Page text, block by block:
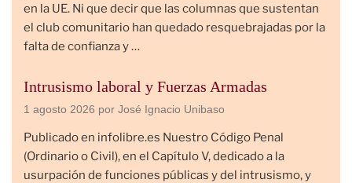
en la UE. Ni que decir que las columnas que sustentan
el club comunitario han quedado resquebrajadas por la
falta de confianza y …
Intrusismo laboral y Fuerzas Armadas
1 agosto 2026 por José Ignacio Unibaso
Publicado en infolibre.es Nuestro Código Penal
(Ordinario o Civil), en el Capítulo V, dedicado a la
usurpación de funciones públicas y del intrusismo, y